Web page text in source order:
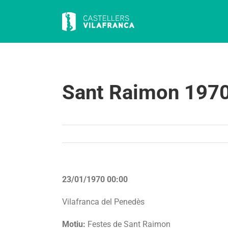
Sant Raimon
23/01/1970 00:00
Vilafranca del Penedès
Motiu: Festes de Sant Raimon